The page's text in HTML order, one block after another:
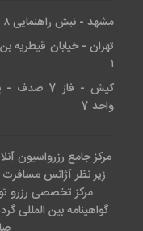
مشهد - نبش راهنمایی ۸ ساختمان ممتاز
۱
واحد 7
مرکز جامع رزرواسیون
زیر نظر آژانس
مرکز تخصصی رزرو
گواهینامه بین المللی